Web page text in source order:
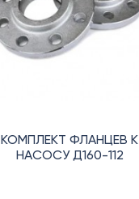
КОМПЛЕКТ ФЛАНЦЕВ К
НАСОСУ Д160-112